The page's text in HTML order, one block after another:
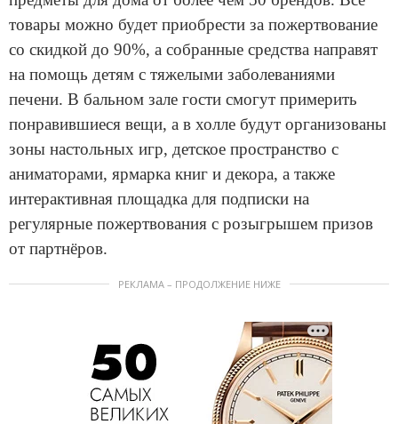
товары можно будет приобрести за пожертвование
со скидкой до 90%, а собранные средства направят
на помощь детям с тяжелыми заболеваниями
печени. В бальном зале гости смогут примерить
понравившиеся вещи, а в холле будут организованы
зоны настольных игр, детское пространство с
аниматорами, ярмарка книг и декора, а также
интерактивная площадка для подписки на
регулярные пожертвования с розыгрышем призов
от партнёров.
РЕКЛАМА – ПРОДОЛЖЕНИЕ НИЖЕ